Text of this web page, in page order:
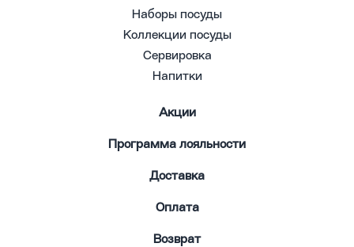
Наборы посуды
Коллекции посуды
Сервировка
Напитки
Акции
Программа лояльности
Доставка
Оплата
Возврат